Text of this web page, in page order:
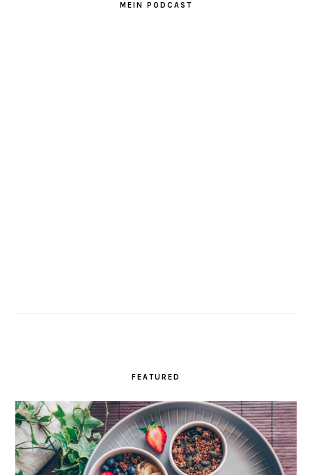
MEIN PODCAST
FEATURED